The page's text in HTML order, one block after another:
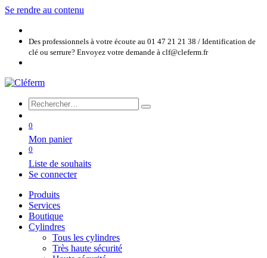
Se rendre au contenu
Des professionnels à votre écoute au 01 47 21 21 38 / Identification de
clé ou serrure? Envoyez votre demande à clf@cleferm.fr
0
Mon panier
0
Liste de souhaits
Se connecter
Produits
Services
Boutique
Cylindres
Tous les cylindres
Très haute sécurité